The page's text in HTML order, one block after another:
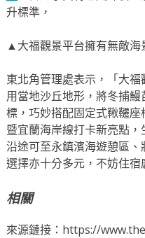
升標準，
▲大福觀景平台擁有無敵海
東北角管理處表示，「大
用當地沙丘地形，將冬捕
標，巧妙搭配固定式鞦韆
暨宜蘭海岸線打卡新亮點
沿途可至永鎮濱海遊憩區
選擇亦十分多元，不妨住宿
相關
來源鏈接：https://